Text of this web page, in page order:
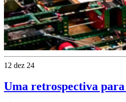
12 dez 24
Uma retrospectiva